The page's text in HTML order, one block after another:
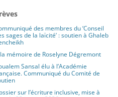
des membres du ‘Conseil
sages de la laïcité’ : soutien à Ghaleb
mémoire de Roselyne Dégremont
Sansal élu à l’Académie
Communiqué du Comité de
sur l’écriture inclusive, mise à